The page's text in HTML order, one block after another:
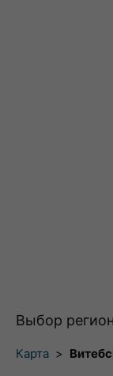
Выбор
Карта >